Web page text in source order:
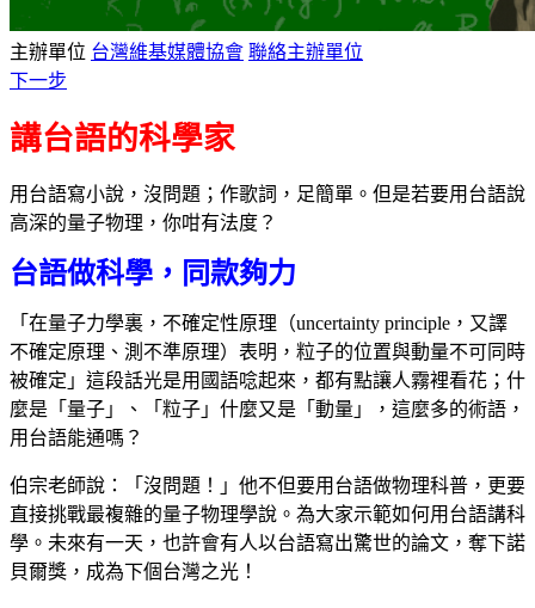
主辦單位 台灣維基媒體協會 聯絡主辦單位
下一步
講台語的科學家
用台語寫小說，沒問題；作歌詞，足簡單。但是若要用台語說
高深的量子物理，你咁有法度？
台語做科學，同款夠力
「在量子力學裏，不確定性原理（uncertainty principle，又譯
不確定原理、測不準原理）表明，粒子的位置與動量不可同時
被確定」這段話光是用國語唸起來，都有點讓人霧裡看花；什
麼是「量子」、「粒子」什麼又是「動量」，這麼多的術語，
用台語能通嗎？
伯宗老師說：「沒問題！」他不但要用台語做物理科普，更要
直接挑戰最複雜的量子物理學說。為大家示範如何用台語講科
學。未來有一天，也許會有人以台語寫出驚世的論文，奪下諾
貝爾獎，成為下個台灣之光！